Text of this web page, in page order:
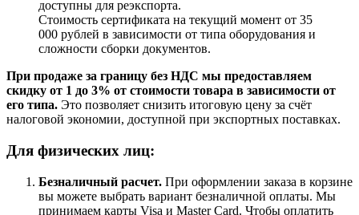
доступны для реэкспорта.
Стоимость сертификата на текущий момент от 35
000 рублей в зависимости от типа оборудования и
сложности сборки документов.
При продаже за границу без НДС мы предоставляем
скидку от 1 до 3% от стоимости товара в зависимости от
его типа. Это позволяет снизить итоговую цену за счёт
налоговой экономии, доступной при экспортных поставках.
Для физических лиц:
Безналичный расчет. При оформлении заказа в корзине
вы можете выбрать вариант безналичной оплаты. Мы
принимаем карты Visa и Master Card. Чтобы оплатить